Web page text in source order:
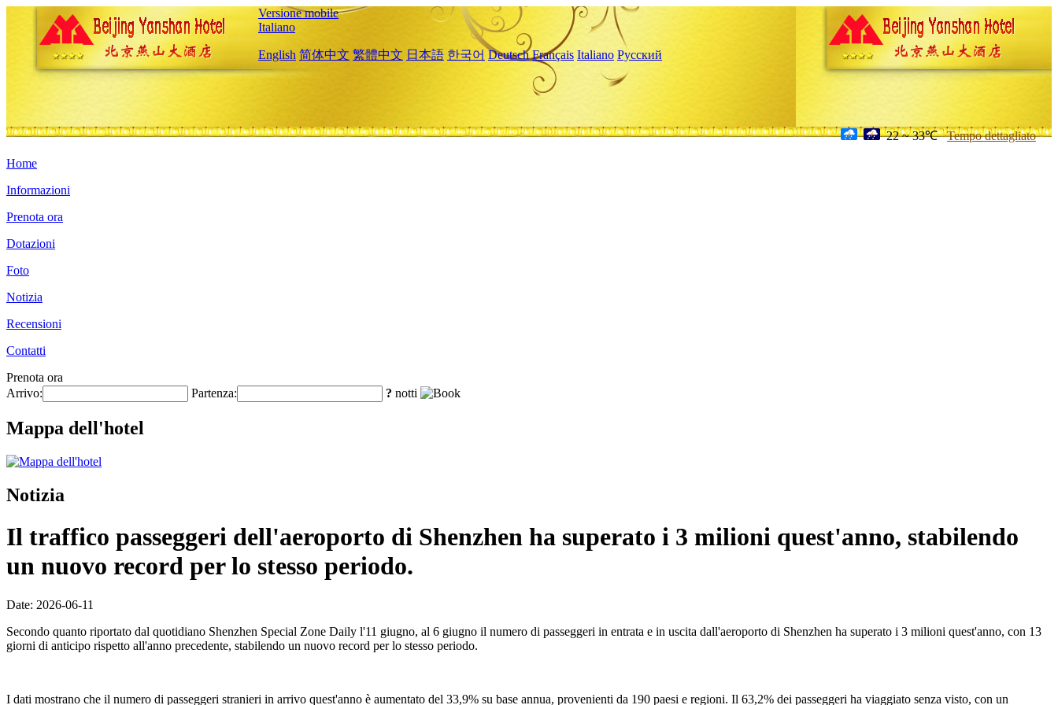
Versione mobile
Italiano
English 简体中文 繁體中文 日本語 한국어 Deutsch Français Italiano Русский
22 ~ 33℃ Tempo dettagliato
Home
Informazioni
Prenota ora
Dotazioni
Foto
Notizia
Recensioni
Contatti
Prenota ora
Arrivo:
Partenza: ? notti
Mappa dell'hotel
Notizia
Il traffico passeggeri dell'aeroporto di Shenzhen ha superato i 3 milioni quest'anno, stabilendo
un nuovo record per lo stesso periodo.
Date: 2026-06-11
Secondo quanto riportato dal quotidiano Shenzhen Special Zone Daily l'11 giugno, al 6 giugno il numero di passeggeri in entrata e in uscita dall'aeroporto di Shenzhen ha superato i 3 milioni quest'anno, con 13
giorni di anticipo rispetto all'anno precedente, stabilendo un nuovo record per lo stesso periodo.
I dati mostrano che il numero di passeggeri stranieri in arrivo quest'anno è aumentato del 33,9% su base annua, provenienti da 190 paesi e regioni. Il 63,2% dei passeggeri ha viaggiato senza visto, con un